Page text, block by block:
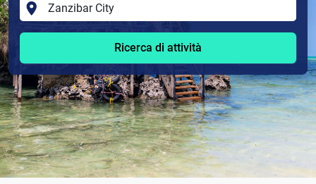
Ricerca di attività